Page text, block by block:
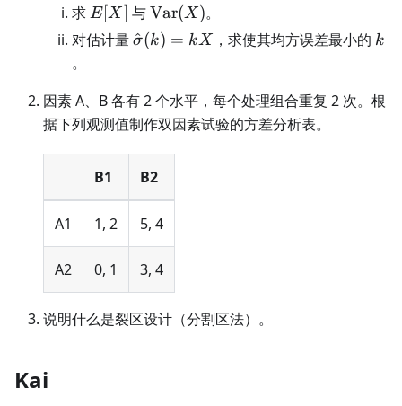
求 E[X]
E [X] 与\operatorname{Var}
(X)
Var(X)。
对估计量\hat\sigma(k)=kX
σ
^(k) = kX ，求使其均方误差最小的 k
k
。
因素 A、B 各有 2 个水平，每个处理组合重复 2 次。根
据下列观测值制作双因素试验的方差分析表。
B1 B2
A1 1, 2 5, 4
A2 0, 1 3, 4
说明什么是裂区设计（分割区法）。
Kai